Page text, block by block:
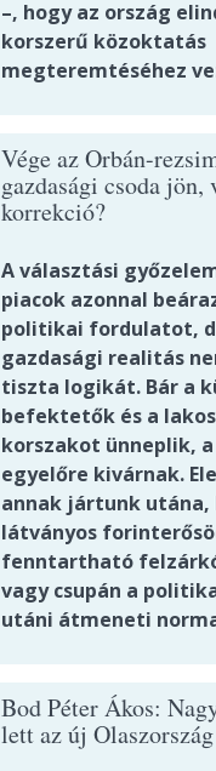
–, hogy az ország
korszerű közoktatás
megteremtéséhez
Vége az Orbán-
gazdasági csoda jön,
korrekció?
A választási
piacok azonnal
politikai fordulatot,
gazdasági realitás
tiszta logikát. Bár a
befektetők és a
korszakot ünneplik,
egyelőre kivárnak.
annak jártunk utána,
látványos
fenntartható
vagy csupán a
utáni átmeneti
Bod Péter Ákos:
lett az új Olaszország